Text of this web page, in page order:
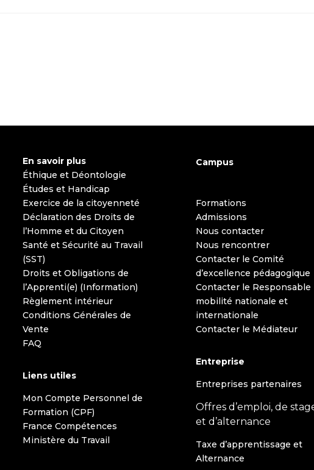
En savoir plus
Éthique et Déontologie
Études et Handicap
Exercice de la citoyenneté
Déclaration des Droits de
l’Homme et du Citoyen
Santé et Sécurité au Travail
(SST)
Droits et Obligations de
l’Apprenti(e) (Information)
Règlement intérieur
Conditions Générales de
Vente
FAQ
Liens utiles
Mon Compte Personnel de
Formation (CPF)
France Compétences
Ministère du Travail
Campus
Formations
Admissions
Nous contacter
Nous rencontrer
Contacter le Comité
d’excellence pédagogique
Contacter le Responsable
mobilité nationale et
internationale
Contacter le Médiateur
Entreprise
Entreprises partenaires
Offres d’emploi, de
et d’alternance
Taxe d’apprentissage et
Alternance